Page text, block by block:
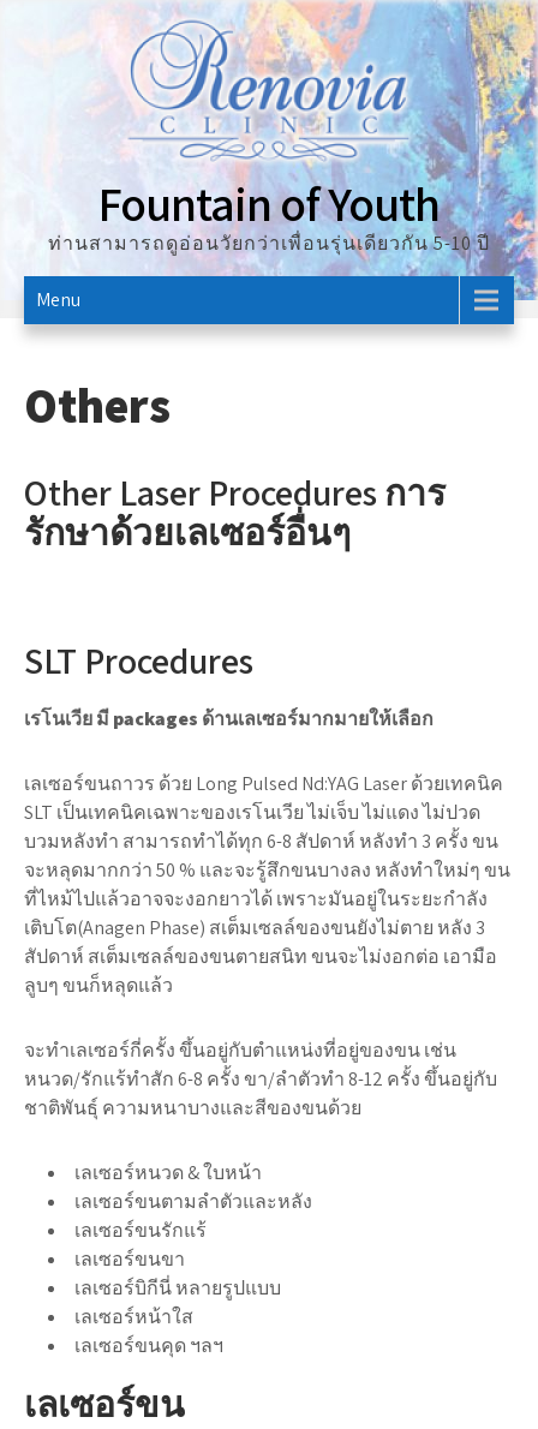
Fountain of Youth
ท่านสามารถดูอ่อนวัยกว่าเพื่อนรุ่นเดียวกัน 5-10 ปี
Menu
Others
Other Laser Procedures การ
รักษาด้วยเลเซอร์อื่นๆ
SLT Procedures
เรโนเวีย มี packages ด้านเลเซอร์มากมายให้เลือก
เลเซอร์ขนถาวร ด้วย Long Pulsed Nd:YAG Laser ด้วยเทคนิค
SLT เป็นเทคนิคเฉพาะของเรโนเวีย ไม่เจ็บ ไม่แดง ไม่ปวด
บวมหลังทำ สามารถทำได้ทุก 6-8 สัปดาห์ หลังทำ 3 ครั้ง ขน
จะหลุดมากกว่า 50 % และจะรู้สึกขนบางลง หลังทำใหม่ๆ ขน
ที่ไหม้ไปแล้วอาจจะงอกยาวได้ เพราะมันอยู่ในระยะกำลัง
เติบโต(Anagen Phase) สเต็มเซลล์ของขนยังไม่ตาย หลัง 3
สัปดาห์ สเต็มเซลล์ของขนตายสนิท ขนจะไม่งอกต่อ เอามือ
ลูบๆ ขนก็หลุดแล้ว
จะทำเลเซอร์กี่ครั้ง ขึ้นอยู่กับตำแหน่งที่อยู่ของขน เช่น
หนวด/รักแร้ทำสัก 6-8 ครั้ง ขา/ลำตัวทำ 8-12 ครั้ง ขึ้นอยู่กับ
ชาติพันธุ์ ความหนาบางและสีของขนด้วย
เลเซอร์หนวด & ใบหน้า
เลเซอร์ขนตามลำตัวและหลัง
เลเซอร์ขนรักแร้
เลเซอร์ขนขา
เลเซอร์บิกีนี่ หลายรูปแบบ
เลเซอร์หน้าใส
เลเซอร์ขนคุด ฯลฯ
เลเซอร์ขน